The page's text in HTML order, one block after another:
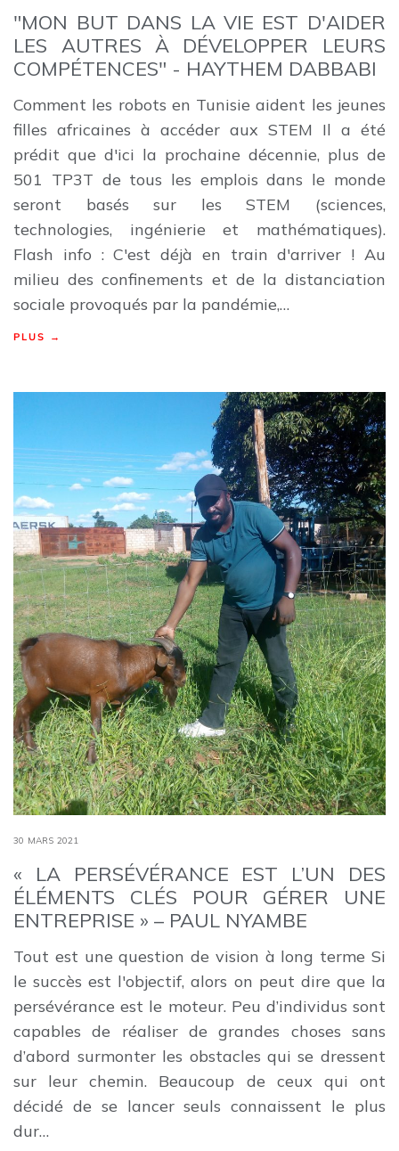
"MON BUT DANS LA VIE EST D'AIDER
LES AUTRES À DÉVELOPPER LEURS
COMPÉTENCES" - HAYTHEM DABBABI
Comment les robots en Tunisie aident les jeunes
filles africaines à accéder aux STEM Il a été
prédit que d'ici la prochaine décennie, plus de
501 TP3T de tous les emplois dans le monde
seront basés sur les STEM (sciences,
technologies, ingénierie et mathématiques).
Flash info : C'est déjà en train d'arriver ! Au
milieu des confinements et de la distanciation
sociale provoqués par la pandémie,…
PLUS →
30 MARS 2021
« LA PERSÉVÉRANCE EST L’UN DES
ÉLÉMENTS CLÉS POUR GÉRER UNE
ENTREPRISE » – PAUL NYAMBE
Tout est une question de vision à long terme Si
le succès est l'objectif, alors on peut dire que la
persévérance est le moteur. Peu d’individus sont
capables de réaliser de grandes choses sans
d’abord surmonter les obstacles qui se dressent
sur leur chemin. Beaucoup de ceux qui ont
décidé de se lancer seuls connaissent le plus
dur…